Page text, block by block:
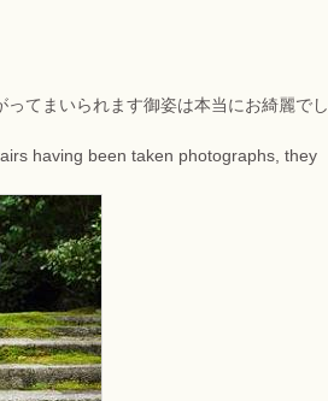
てまいられます御姿は本当にお綺麗でし
having been taken photographs, they